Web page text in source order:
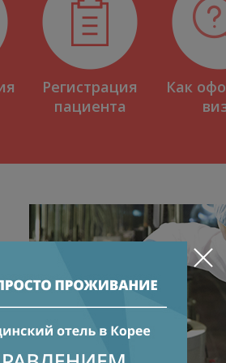
Регистрация
пациента
Как
Ги
(In Vitro Maturation), синдром
(СПКЯ), Заморозка яйцеклеток
генетическое
хирургия Da Vinci,